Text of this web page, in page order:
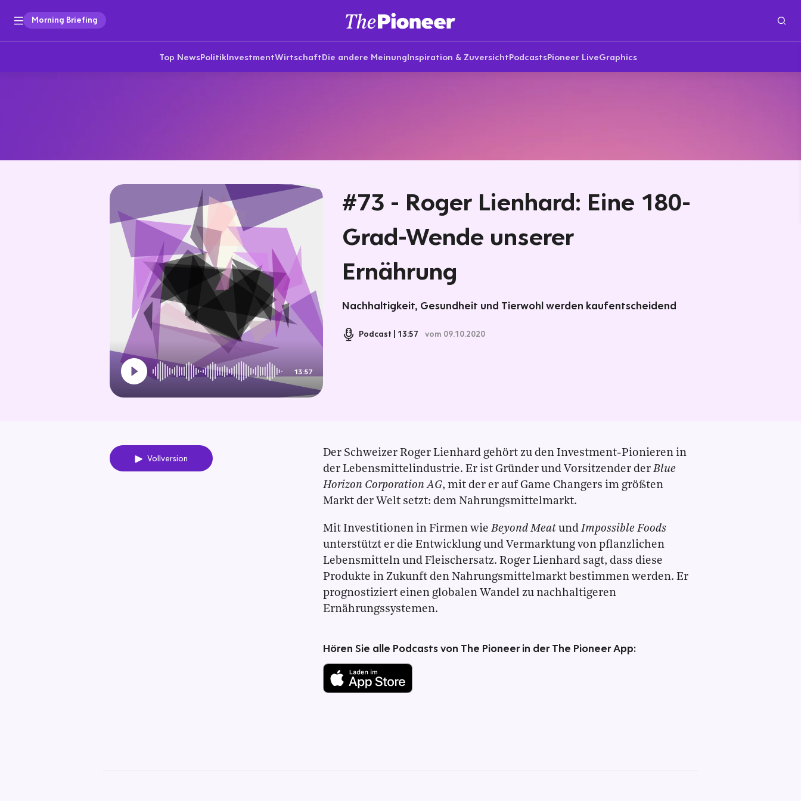
Morning Briefing
Top NewsPolitikInvestmentWirtschaftDie andere MeinungInspiration & ZuversichtPodcastsPioneer LiveGraphics
13:57
#73 - Roger Lienhard: Eine 180-
Grad-Wende unserer
Ernährung
Nachhaltigkeit, Gesundheit und Tierwohl werden kaufentscheidend
Podcast 13:57 vom 09.10.2020
Vollversion
Der Schweizer Roger Lienhard gehört zu den Investment-Pionieren in
der Lebensmittelindustrie. Er ist Gründer und Vorsitzender der Blue
Horizon Corporation AG, mit der er auf Game Changers im größten
Markt der Welt setzt: dem Nahrungsmittelmarkt.
Mit Investitionen in Firmen wie Beyond Meatund Impossible Foods
unterstützt er die Entwicklung und Vermarktung von pflanzlichen
Lebensmitteln und Fleischersatz. Roger Lienhard sagt, dass diese
Produkte in Zukunft den Nahrungsmittelmarkt bestimmen werden. Er
prognostiziert einen globalen Wandel zu nachhaltigeren
Ernährungssystemen.
Hören Sie alle Podcasts von The Pioneer in der The Pioneer App: